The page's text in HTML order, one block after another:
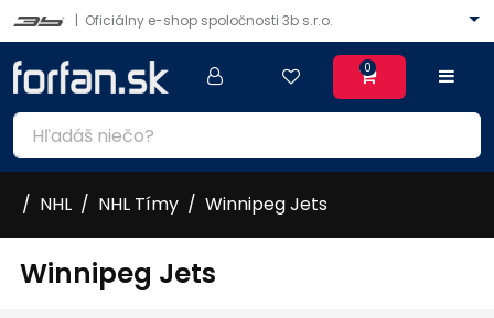
| Oficiálny e-shop spoločnosti 3b s.r.o.
0
NHL NHL Tímy Winnipeg Jets
Winnipeg Jets